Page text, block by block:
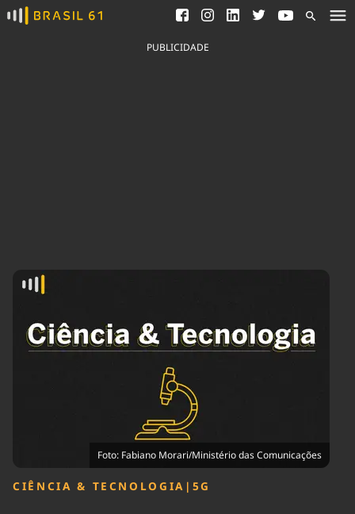
Ver todas as notícias
Saneamento
Indicadores
Agronegócios
Brasil Mineral
Ciência &
Tecnologia
Economia
Educação
Infraestrutura
Internacional
Política
Saúde
PUBLICIDADE
Foto: Fabiano Morari/Ministério das Comunicações
CIÊNCIA & TECNOLOGIA | 5G